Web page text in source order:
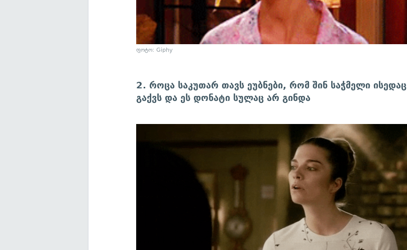
ფოტო: Giphy
2. როცა საკუთარ თავს ეუბნები, რომ შინ საჭმელი ისედაც
გაქვს და ეს დონატი სულაც არ გინდა